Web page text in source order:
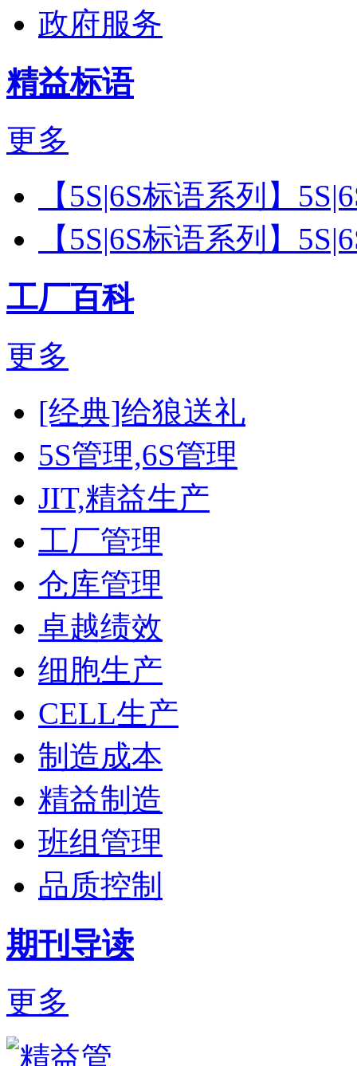
政府服务
精益标语
更多
【5S|6S标语系列】
【5S|6S标语系列】
工厂百科
更多
[经典]给狼送礼
5S管理,6S管理
JIT,精益生产
工厂管理
仓库管理
卓越绩效
细胞生产
CELL生产
制造成本
精益制造
班组管理
品质控制
期刊导读
更多